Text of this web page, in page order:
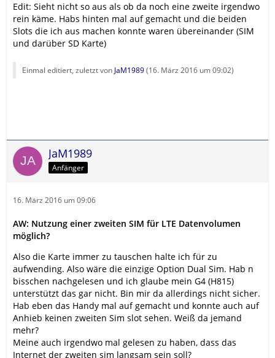
Edit: Sieht nicht so aus als ob da noch eine zweite irgendwo
rein käme. Habs hinten mal auf gemacht und die beiden
Slots die ich aus machen konnte waren übereinander (SIM
und darüber SD Karte)
Einmal editiert, zuletzt von JaM1989(16. März 2016 um 09:02)
JaM1989
Anfänger
16. März 2016 um 09:06
AW: Nutzung einer zweiten SIM für LTE Datenvolumen
möglich?
Also die Karte immer zu tauschen halte ich für zu
aufwending. Also wäre die einzige Option Dual Sim. Hab n
bisschen nachgelesen und ich glaube mein G4 (H815)
unterstützt das gar nicht. Bin mir da allerdings nicht sicher.
Hab eben das Handy mal auf gemacht und konnte auch auf
Anhieb keinen zweiten Sim slot sehen. Weiß da jemand
mehr?
Meine auch irgendwo mal gelesen zu haben, dass das
Internet der zweiten sim langsam sein soll?